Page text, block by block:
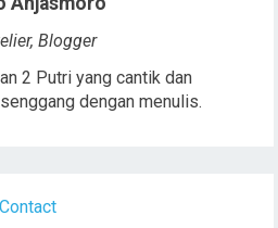
Blogger
2 Putri yang cantik dan
dengan menulis.
Contact